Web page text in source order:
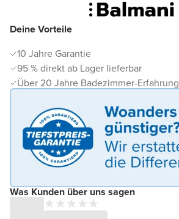
Deine Vorteile
10 Jahre Garantie
95 % direkt ab Lager lieferbar
Über 20 Jahre Badezimmer-Erfahrung
Was Kunden über uns sagen